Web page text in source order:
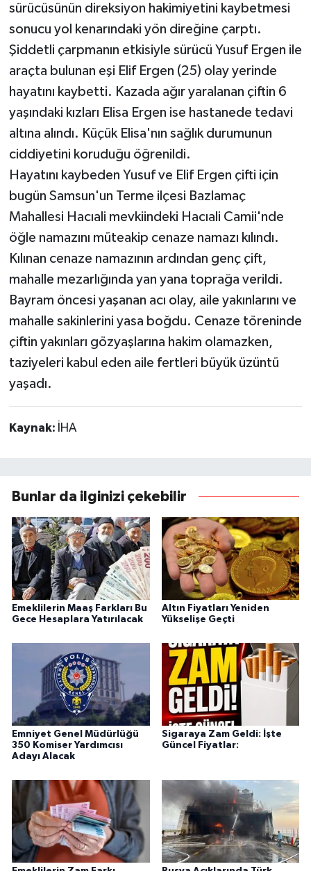
sürücüsünün direksiyon hakimiyetini kaybetmesi
sonucu yol kenarındaki yön direğine çarptı.
Şiddetli çarpmanın etkisiyle sürücü Yusuf Ergen ile
araçta bulunan eşi Elif Ergen (25) olay yerinde
hayatını kaybetti. Kazada ağır yaralanan çiftin 6
yaşındaki kızları Elisa Ergen ise hastanede tedavi
altına alındı. Küçük Elisa'nın sağlık durumunun
ciddiyetini koruduğu öğrenildi.
Hayatını kaybeden Yusuf ve Elif Ergen çifti için
bugün Samsun'un Terme ilçesi Bazlamaç
Mahallesi Hacıali mevkiindeki Hacıali Camii'nde
öğle namazını müteakip cenaze namazı kılındı.
Kılınan cenaze namazının ardından genç çift,
mahalle mezarlığında yan yana toprağa verildi.
Bayram öncesi yaşanan acı olay, aile yakınlarını ve
mahalle sakinlerini yasa boğdu. Cenaze töreninde
çiftin yakınları gözyaşlarına hakim olamazken,
taziyeleri kabul eden aile fertleri büyük üzüntü
yaşadı.
Kaynak: İHA
Bunlar da ilginizi çekebilir
Emeklilerin Maaş Farkları Bu
Gece Hesaplara Yatırılacak
Altın Fiyatları Yeniden
Yükselişe Geçti
Emniyet Genel Müdürlüğü
350 Komiser Yardımcısı
Adayı Alacak
Sigaraya Zam Geldi: İşte
Güncel Fiyatlar: